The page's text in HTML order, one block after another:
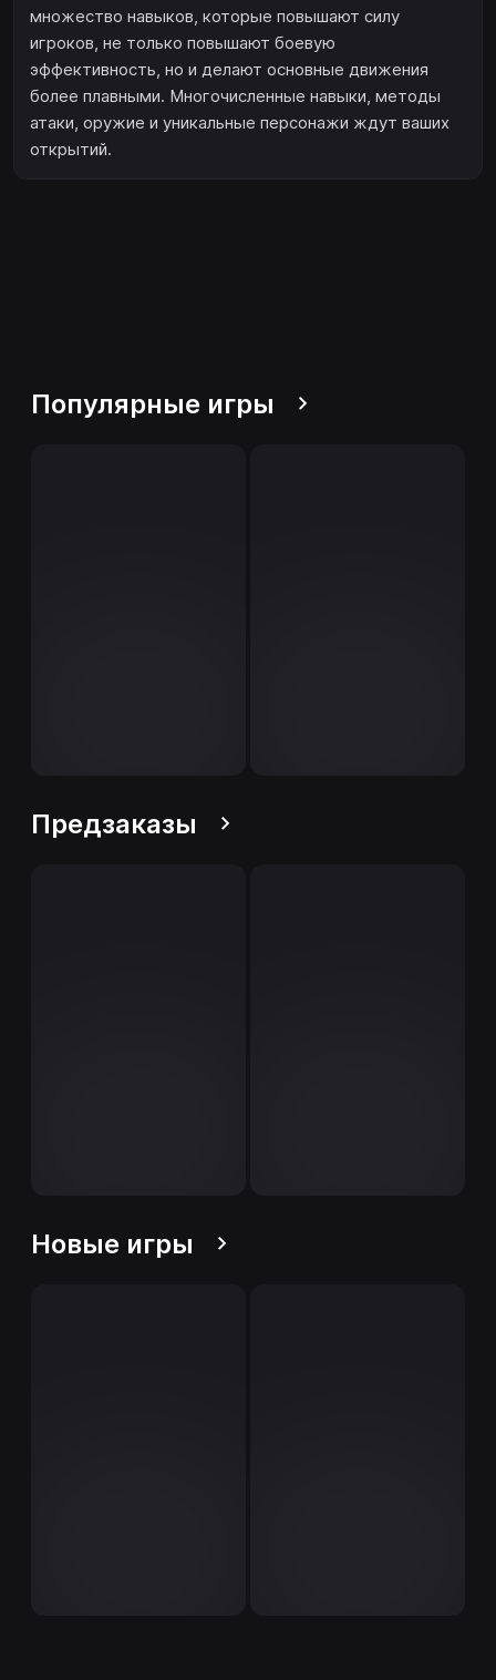
множество навыков, которые повышают силу
игроков, не только повышают боевую
эффективность, но и делают основные движения
более плавными. Многочисленные навыки, методы
атаки, оружие и уникальные персонажи ждут ваших
открытий.
Популярные игры
Предзаказы
Новые игры